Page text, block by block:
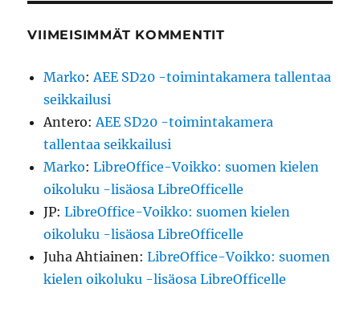
VIIMEISIMMÄT KOMMENTIT
Marko:AEE SD20 -toimintakamera tallentaa
seikkailusi
Antero:AEE SD20 -toimintakamera
tallentaa seikkailusi
Marko:LibreOffice-Voikko: suomen kielen
oikoluku -lisäosa LibreOfficelle
JP:LibreOffice-Voikko: suomen kielen
oikoluku -lisäosa LibreOfficelle
Juha Ahtiainen:LibreOffice-Voikko: suomen
kielen oikoluku -lisäosa LibreOfficelle